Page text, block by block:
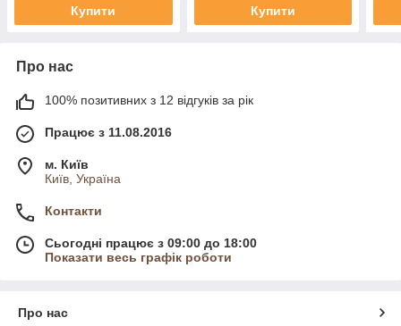
Купити Купити
Про нас
100% позитивних з 12 відгуків за рік
Працює з 11.08.2016
м. Київ
Київ, Україна
Контакти
Сьогодні працює з 09:00 до 18:00
Показати весь графік роботи
Про нас